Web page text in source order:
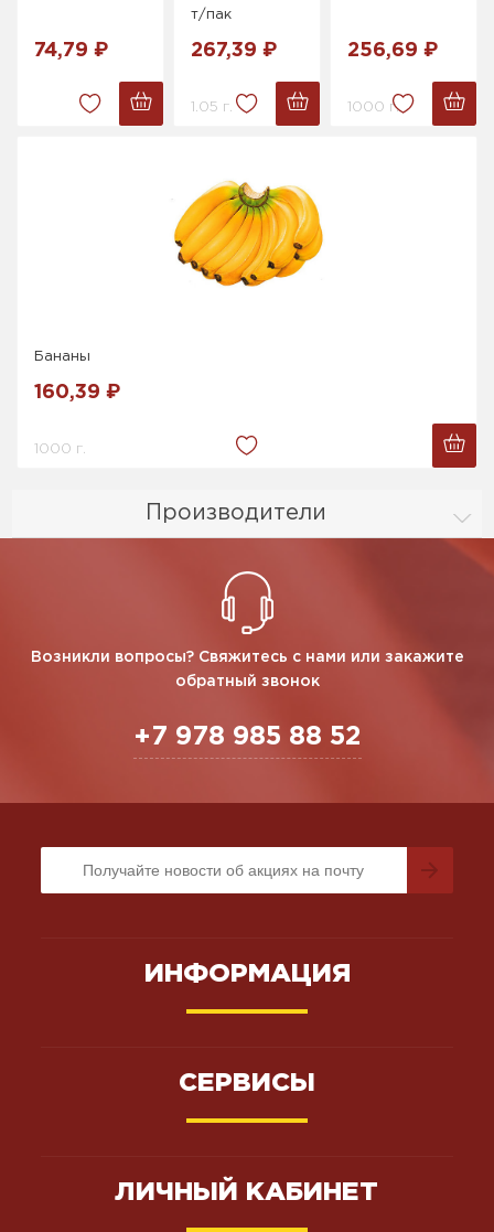
Производители
74,79 ₽
т/пак
267,39 ₽
1.05 г.
256,69 ₽
1000 г.
Бананы
160,39 ₽
1000 г.
Возникли вопросы? Свяжитесь с нами или закажите
обратный звонок
+7 978 985 88 52
ИНФОРМАЦИЯ
СЕРВИСЫ
ЛИЧНЫЙ КАБИНЕТ